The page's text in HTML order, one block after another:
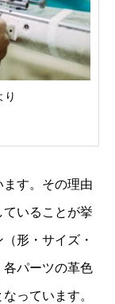
り
す。その理由
いることが挙
形・サイズ・
各パーツの革色
っています。